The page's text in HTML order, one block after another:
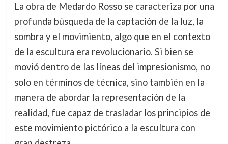
La obra de Medardo Rosso se caracteriza por una
profunda búsqueda de la captación de la luz, la
sombra y el movimiento, algo que en el contexto
de la escultura era revolucionario. Si bien se
movió dentro de las líneas del impresionismo, no
solo en términos de técnica, sino también en la
manera de abordar la representación de la
realidad, fue capaz de trasladar los principios de
este movimiento pictórico a la escultura con